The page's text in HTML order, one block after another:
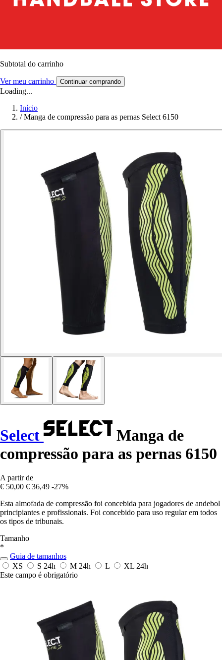
Subtotal do carrinho
Ver meu carrinho Continuar comprando
Loading...
Início
/ Manga de compressão para as pernas Select 6150
Select
Manga de
compressão para as pernas 6150
A partir de
€ 50,00 € 36,49 -27%
Esta almofada de compressão foi concebida para jogadores de andebol
principiantes e profissionais. Foi concebido para uso regular em todos
os tipos de tribunais.
Tamanho
*
Guia de tamanhos
XS
S 24h M 24h L XL 24h
Este campo é obrigatório